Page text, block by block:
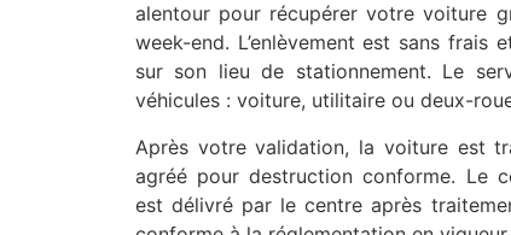
alentour pour récupérer votre voiture
week-end. L’enlèvement est sans frais
sur son lieu de stationnement. Le
véhicules : voiture, utilitaire ou deux-
Après votre validation, la voiture est
agréé pour destruction conforme. Le
est délivré par le centre après